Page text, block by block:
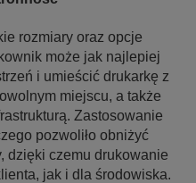
rozmiary oraz opcje
może jak najlepiej
i umieścić drukarkę z
miejscu, a także
Zastosowanie
pozwoliło obniżyć
dzięki czemu drukowanie
jak i dla środowiska.